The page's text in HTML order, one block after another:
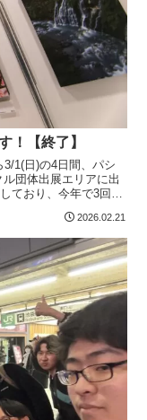
！【終了】
1(日)の4日間、パシ
団体出展エリアに出
ており、今年で3回目
2026.02.21